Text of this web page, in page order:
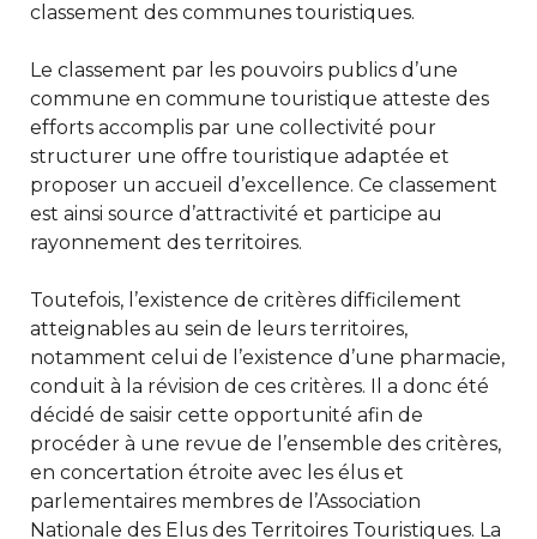
classement des communes touristiques.
Le classement par les pouvoirs publics d’une
commune en commune touristique atteste des
efforts accomplis par une collectivité pour
structurer une offre touristique adaptée et
proposer un accueil d’excellence. Ce classement
est ainsi source d’attractivité et participe au
rayonnement des territoires.
Toutefois, l’existence de critères difficilement
atteignables au sein de leurs territoires,
notamment celui de l’existence d’une pharmacie,
conduit à la révision de ces critères. Il a donc été
décidé de saisir cette opportunité afin de
procéder à une revue de l’ensemble des critères,
en concertation étroite avec les élus et
parlementaires membres de l’Association
Nationale des Elus des Territoires Touristiques. La